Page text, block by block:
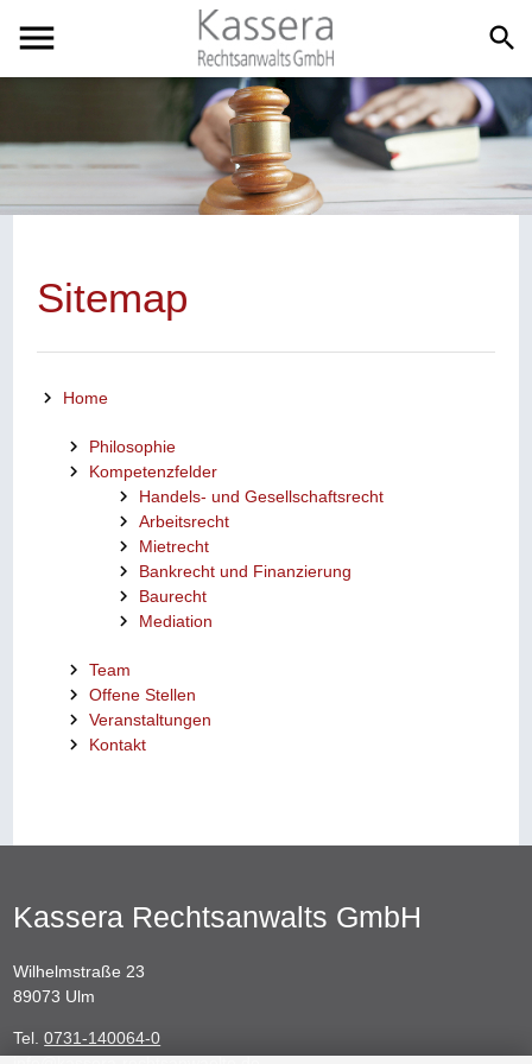
search
menu
Sitemap
Home
Philosophie
Kompetenzfelder
Handels- und Gesellschaftsrecht
Arbeitsrecht
Mietrecht
Bankrecht und Finanzierung
Baurecht
Mediation
Team
Offene Stellen
Veranstaltungen
Kontakt
Kassera Rechtsanwalts GmbH
Wilhelmstraße 23
89073 Ulm
Tel.0731-140064-0